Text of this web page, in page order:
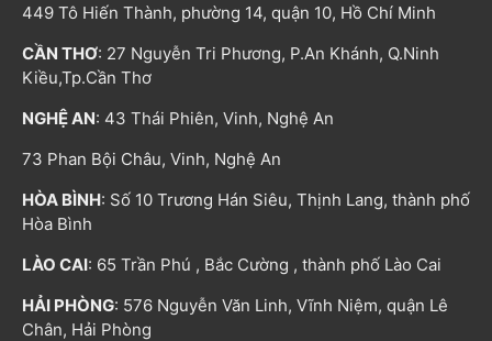
449 Tô Hiến Thành, phường 14, quận 10, Hồ Chí Minh
CẦN THƠ: 27 Nguyễn Tri Phương, P.An Khánh, Q.Ninh
Kiều,Tp.Cần Thơ
NGHỆ AN: 43 Thái Phiên, Vinh, Nghệ An
73 Phan Bội Châu, Vinh, Nghệ An
HÒA BÌNH: Số 10 Trương Hán Siêu, Thịnh Lang, thành phố
Hòa Bình
LÀO CAI: 65 Trần Phú , Bắc Cường , thành phố Lào Cai
HẢI PHÒNG: 576 Nguyễn Văn Linh, Vĩnh Niệm, quận Lê
Chân, Hải Phòng